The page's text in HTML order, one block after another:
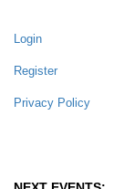
Login
Register
Privacy Policy